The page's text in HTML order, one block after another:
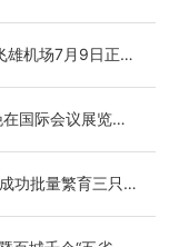
雄机场7月9日正式
国际会议展览中
功批量繁育三只